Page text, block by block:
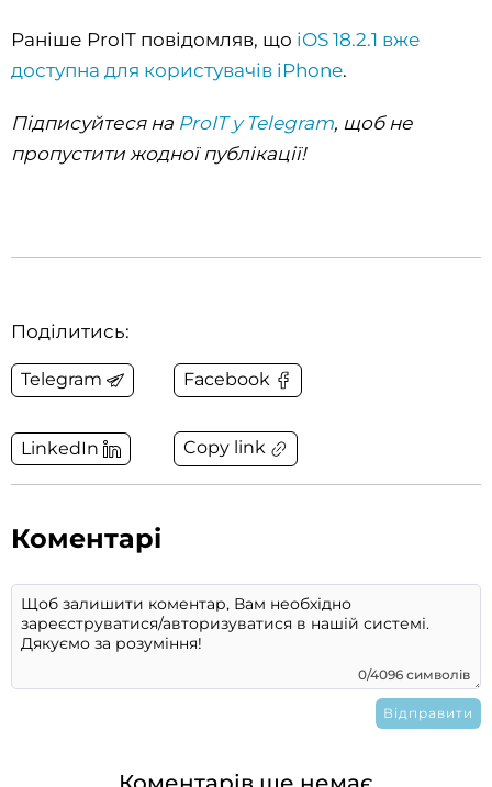
Раніше ProIT повідомляв, що iOS 18.2.1 вже
доступна для користувачів iPhone.
Підписуйтеся на ProIT у Telegram, щоб не
пропустити жодної публікації!
Поділитись:
Telegram Facebook
LinkedIn Copy link
Коментарі
0/4096 символів